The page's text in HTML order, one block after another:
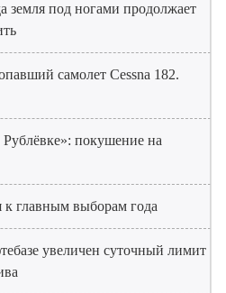
земля под ногами продолжает
самолет Cessna 182.
покушение на
к главным выборам года
увеличен суточный лимит